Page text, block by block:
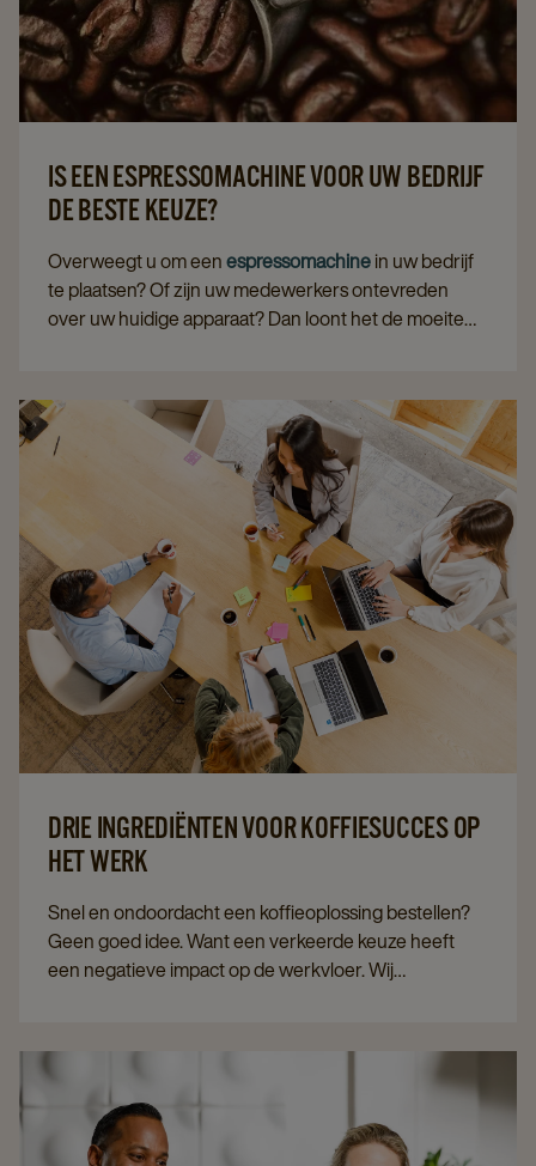
IS EEN ESPRESSOMACHINE VOOR UW BEDRIJF
DE BESTE KEUZE?
Overweegt u om eenespressomachinein uw bedrijf
te plaatsen? Of zijn uw medewerkers ontevreden
over uw huidige apparaat? Dan loont het de moeite
andere, maar er is wel een verschil. In smaak, volume,
imago, prijs en onderhoud.
DRIE INGREDIËNTEN VOOR KOFFIESUCCES OP
HET WERK
Snel en ondoordacht een koffieoplossing bestellen?
Geen goed idee. Want een verkeerde keuze heeft
een negatieve impact op de werkvloer. Wij
op een centrale plaats. De dankbaarheid van uw
collega’s én baas zal groot zijn.